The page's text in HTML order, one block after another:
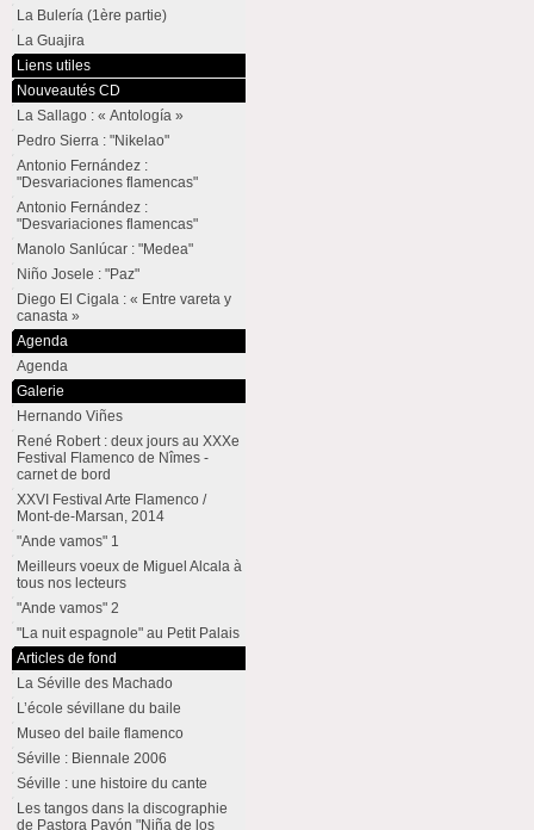
La Bulería (1ère partie)
La Guajira
Liens utiles
Nouveautés CD
La Sallago : « Antología »
Pedro Sierra : "Nikelao"
Antonio Fernández :
"Desvariaciones flamencas"
Antonio Fernández :
"Desvariaciones flamencas"
Manolo Sanlúcar : "Medea"
Niño Josele : "Paz"
Diego El Cigala : « Entre vareta y
canasta »
Agenda
Agenda
Galerie
Hernando Viñes
René Robert : deux jours au XXXe
Festival Flamenco de Nîmes -
carnet de bord
XXVI Festival Arte Flamenco /
Mont-de-Marsan, 2014
"Ande vamos" 1
Meilleurs voeux de Miguel Alcala à
tous nos lecteurs
"Ande vamos" 2
"La nuit espagnole" au Petit Palais
Articles de fond
La Séville des Machado
L’école sévillane du baile
Museo del baile flamenco
Séville : Biennale 2006
Séville : une histoire du cante
Les tangos dans la discographie
de Pastora Pavón "Niña de los